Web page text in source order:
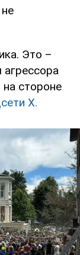
Это –
на стороне
Х.